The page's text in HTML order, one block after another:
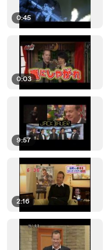
0:45
0:03
9:57
2:16